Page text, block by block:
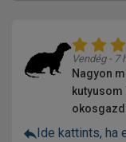
Vendég - 7
Nagyon
Ide kattints, ha